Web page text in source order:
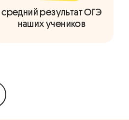
средний результат ОГЭ
наших учеников